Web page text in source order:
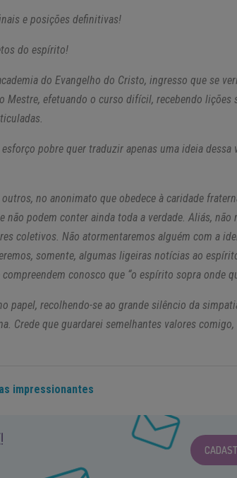
e posições definitivas!
do espírito!
do Evangelho do Cristo, ingresso que se
Mestre, efetuando o curso difícil, recebendo lições
pobre quer traduzir apenas uma ideia dessa
no anonimato que obedece à caridade
podem conter ainda toda a verdade. Aliás, não
coletivos. Não atormentaremos alguém com a
somente, algumas ligeiras notícias ao
conosco que “o espírito sopra onde
papel, recolhendo-se ao grande silêncio da
Crede que guardarei semelhantes valores
impressionantes